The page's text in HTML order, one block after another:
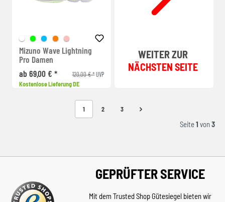
Mizuno Wave Lightning
Pro Damen
ab 69,00 € *
120,00 € *UVP
Kostenlose Lieferung DE
WEITER ZUR
NÄCHSTEN SEITE
1 2 3
Seite1 von3
GEPRÜFTER SERVICE
Mit dem Trusted Shop Gütesiegel bieten wir